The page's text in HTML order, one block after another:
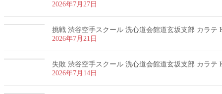
2026年7月27日
挑戦 渋谷空手スクール 洗心道会館道玄坂支部 カラテ
2026年7月21日
失敗 渋谷空手スクール 洗心道会館道玄坂支部 カラテ
2026年7月14日